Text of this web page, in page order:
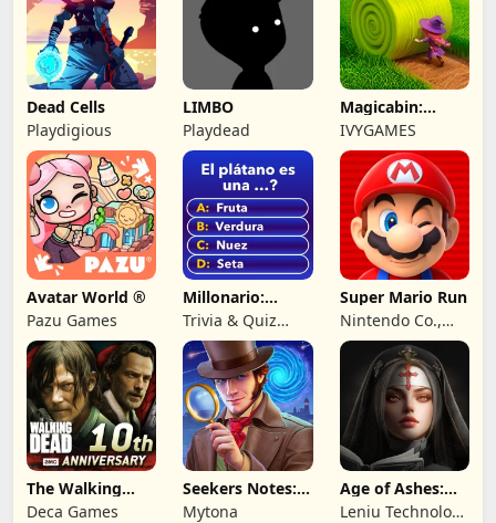
Dead Cells
Playdigious
LIMBO
Playdead
Magicabin:
Witch's
Adventure
IVYGAMES
Avatar World ®
Pazu Games
Millonario:
Juego de
preguntas
Trivia & Quiz
Games by
Nuomondo
Super Mario Run
Nintendo Co.,
Ltd.
The Walking
Dead No Man's
Deca Games
Seekers Notes:
Objetos ocultos
Mytona
Age of Ashes:
Dark Nuns
Leniu Technology